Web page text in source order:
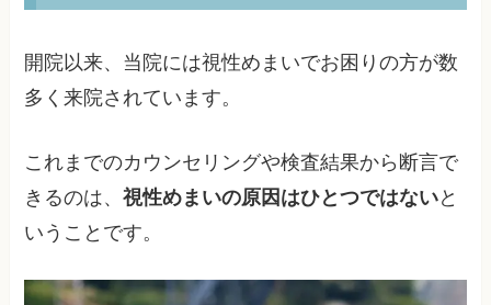
開院以来、当院には視性めまいでお困りの方が数
多く来院されています。
これまでのカウンセリングや検査結果から断言で
きるのは、視性めまいの原因はひとつではないと
いうことです。